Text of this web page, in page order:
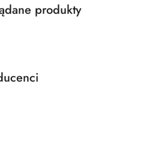
produkty